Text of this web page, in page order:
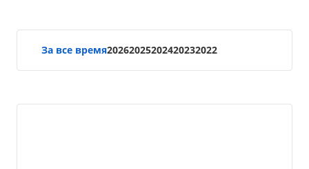
За все время20262025202420232022